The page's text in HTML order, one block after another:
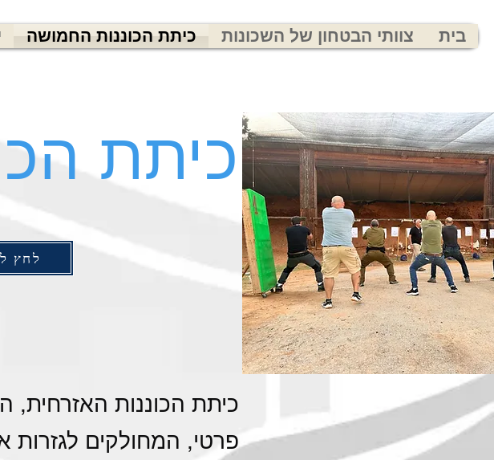
בית צוותי הבטחון של השכונות כיתת הכוננות החמושה
כיתת
לחץ
כיתת הכוננות האזרחית,
פרטי, המחולקים לגזרות